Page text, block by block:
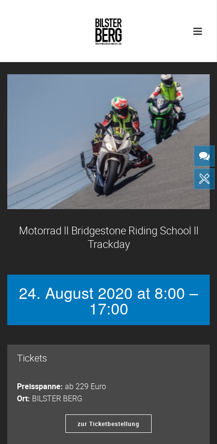
Motorrad ll Bridgestone Riding School ll
Trackday
24. August 2020 at 8:00 –
17:00
Tickets
Preisspanne: ab 229 Euro
Ort: BILSTER BERG
zur Ticketbestellung